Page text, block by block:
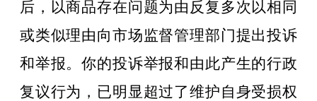
后，以商品存在问题为由反复多次以相同
或类似理由向市场监督管理部门提出投诉
和举报。你的投诉举报和由此产生的行政
复议行为，已明显超过了维护自身受损权